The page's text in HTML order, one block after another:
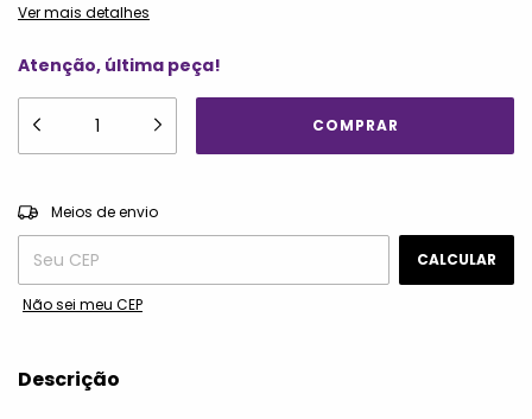
Ver mais detalhes
Atenção, última peça!
Entregas para o CEP:
Meios de envio
CALCULAR
Não sei meu CEP
Descrição